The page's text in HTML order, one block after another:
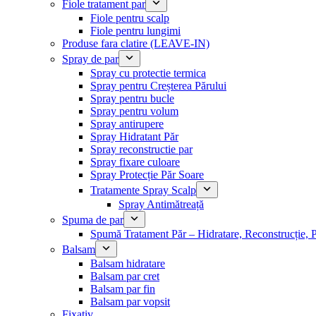
Fiole tratament par
Fiole pentru scalp
Fiole pentru lungimi
Produse fara clatire (LEAVE-IN)
Spray de par
Spray cu protectie termica
Spray pentru Creșterea Părului
Spray pentru bucle
Spray pentru volum
Spray antirupere
Spray Hidratant Păr
Spray reconstructie par
Spray fixare culoare
Spray Protecție Păr Soare
Tratamente Spray Scalp
Spray Antimătreață
Spuma de par
Spumă Tratament Păr – Hidratare, Reconstrucție,
Balsam
Balsam hidratare
Balsam par cret
Balsam par fin
Balsam par vopsit